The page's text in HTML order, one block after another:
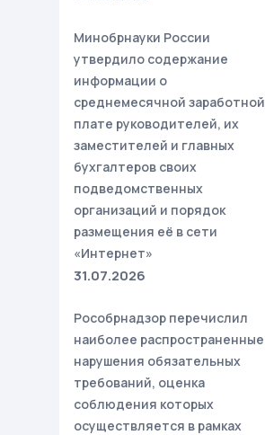
Минобрнауки России
утвердило содержание
информации о
среднемесячной заработной
плате руководителей, их
заместителей и главных
бухгалтеров своих
подведомственных
организаций и порядок
размещения её в сети
«Интернет»
31.07.2026
Рособрнадзор перечислил
наиболее распространенные
нарушения обязательных
требований, оценка
соблюдения которых
осуществляется в рамках